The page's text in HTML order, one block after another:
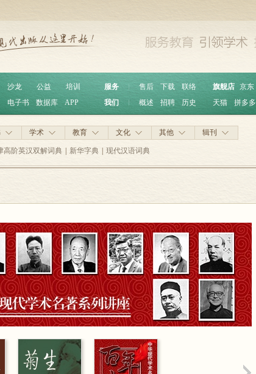
沙龙 公益
培训
电子书 数据库 APP
服务 ︱ 售后 下载
联络
我们
概述 招聘 历史
旗舰店 京东
天猫
拼多多
学术 教育 文化 其他 辑刊
高阶英汉双解词典 新华字典 现代汉语词典